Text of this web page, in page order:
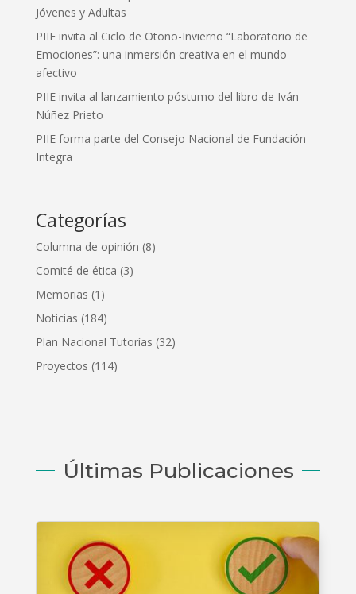
Jóvenes y Adultas
PIIE invita al Ciclo de Otoño-Invierno “Laboratorio de
Emociones”: una inmersión creativa en el mundo
afectivo
PIIE invita al lanzamiento póstumo del libro de Iván
Núñez Prieto
PIIE forma parte del Consejo Nacional de Fundación
Integra
Categorías
Columna de opinión (8)
Comité de ética (3)
Memorias (1)
Noticias (184)
Plan Nacional Tutorías (32)
Proyectos (114)
Últimas Publicaciones